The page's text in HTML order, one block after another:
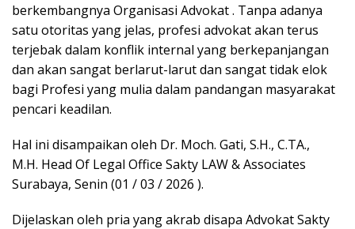
berkembangnya Organisasi Advokat . Tanpa adanya
satu otoritas yang jelas, profesi advokat akan terus
terjebak dalam konflik internal yang berkepanjangan
dan akan sangat berlarut-larut dan sangat tidak elok
bagi Profesi yang mulia dalam pandangan masyarakat
pencari keadilan.
Hal ini disampaikan oleh Dr. Moch. Gati, S.H., C.TA.,
M.H. Head Of Legal Office Sakty LAW & Associates
Surabaya, Senin (01 / 03 / 2026 ).
Dijelaskan oleh pria yang akrab disapa Advokat Sakty